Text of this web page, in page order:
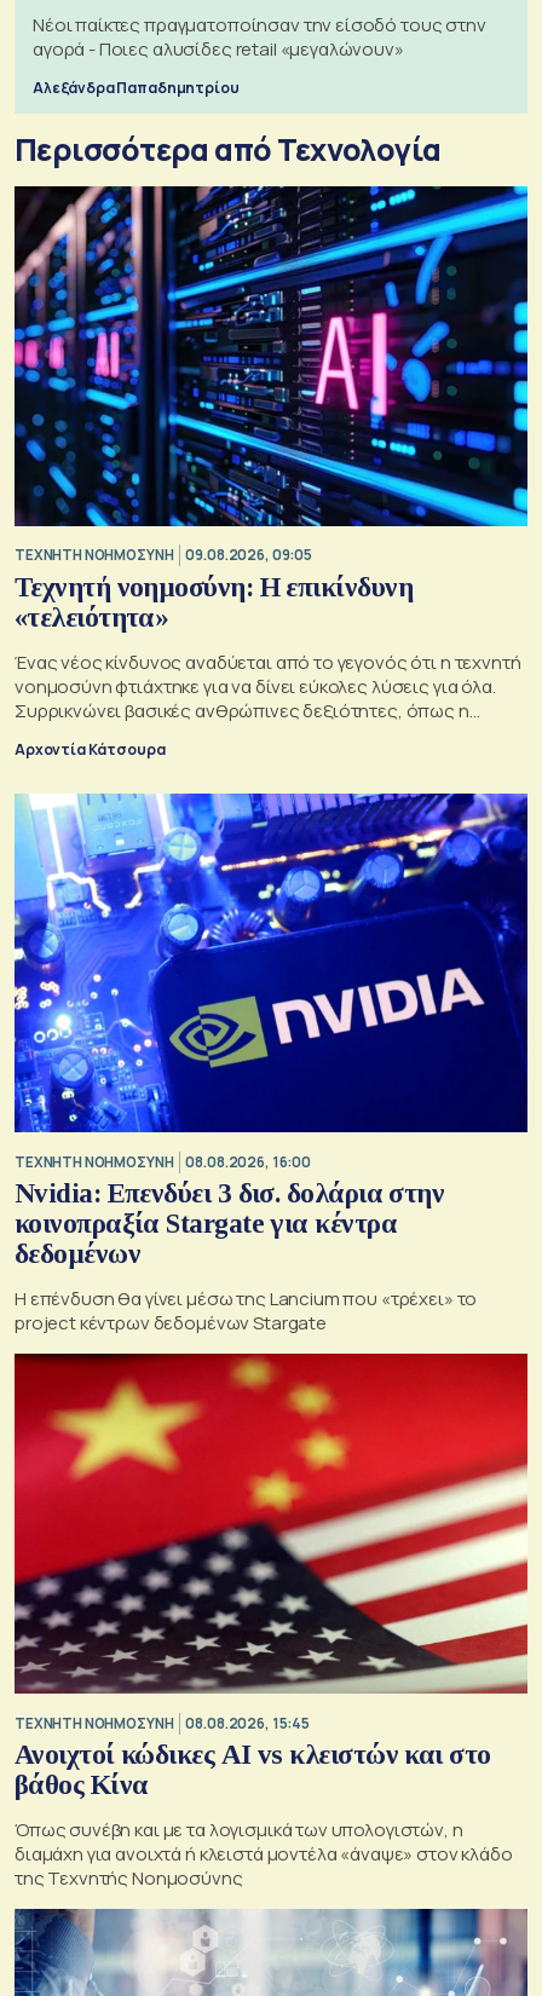
Νέοι παίκτες πραγματοποίησαν την είσοδό τους στην
αγορά - Ποιες αλυσίδες retail «μεγαλώνουν»
Αλεξάνδρα Παπαδημητρίου
Περισσότερα από Τεχνολογία
TΕΧΝΗΤΗ ΝΟΗΜΟΣΥΝΗ 09.08.2026, 09:05
Τεχνητή νοημοσύνη: Η επικίνδυνη
«τελειότητα»
Ένας νέος κίνδυνος αναδύεται από το γεγονός ότι η τεχνητή
νοημοσύνη φτιάχτηκε για να δίνει εύκολες λύσεις για όλα.
Συρρικνώνει βασικές ανθρώπινες δεξιότητες, όπως η
Αρχοντία Κάτσουρα
TΕΧΝΗΤΗ ΝΟΗΜΟΣΥΝΗ 08.08.2026, 16:00
Nvidia: Επενδύει 3 δισ. δολάρια στην
κοινοπραξία Stargate για κέντρα
δεδομένων
Η επένδυση θα γίνει μέσω της Lancium που «τρέχει» το
project κέντρων δεδομένων Stargate
TΕΧΝΗΤΗ ΝΟΗΜΟΣΥΝΗ 08.08.2026, 15:45
Ανοιχτοί κώδικες AI vs κλειστών και στο
βάθος Κίνα
Όπως συνέβη και με τα λογισμικά των υπολογιστών, η
διαμάχη για ανοιχτά ή κλειστά μοντέλα «άναψε» στον κλάδο
της Τεχνητής Νοημοσύνης